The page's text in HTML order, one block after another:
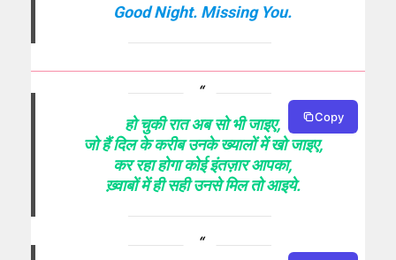
Good Night. Missing You.
हो चुकी रात अब सो भी जाइए,
जो हैं दिल के करीब उनके ख्यालों में खो जाइए,
कर रहा होगा कोई इंतज़ार आपका,
ख़्वाबों में ही सही उनसे मिल तो आइये.
Copy